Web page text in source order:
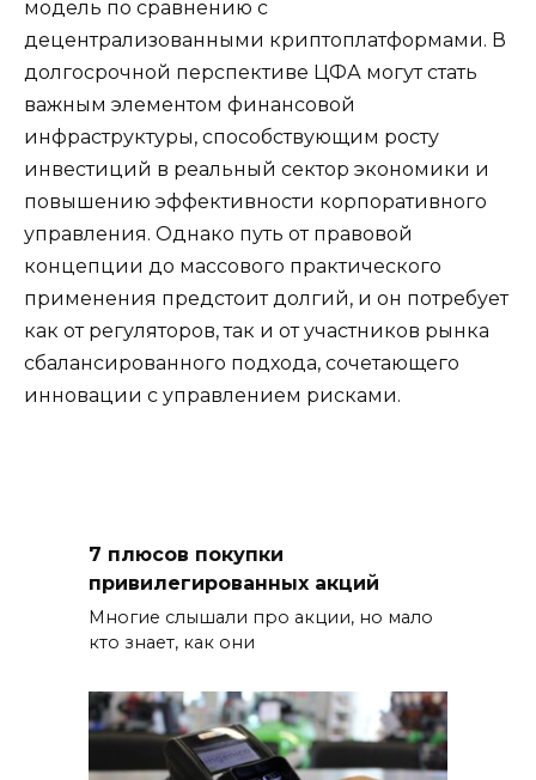
модель по сравнению с
децентрализованными криптоплатформами. В
долгосрочной перспективе ЦФА могут стать
важным элементом финансовой
инфраструктуры, способствующим росту
инвестиций в реальный сектор экономики и
повышению эффективности корпоративного
управления. Однако путь от правовой
концепции до массового практического
применения предстоит долгий, и он потребует
как от регуляторов, так и от участников рынка
сбалансированного подхода, сочетающего
инновации с управлением рисками.
7 плюсов покупки
привилегированных акций
Многие слышали про акции, но мало
кто знает, как они